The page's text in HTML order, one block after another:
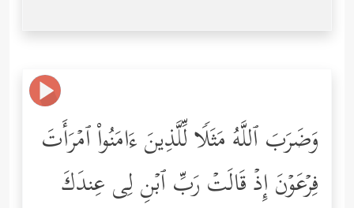
وَضَرَبَ ٱللَّهُ مَثَلࣰا لِّلَّذِینَ ءَامَنُواْ ٱمۡرَأَتَ
فِرۡعَوۡنَ إِذۡ قَالَتۡ رَبِّ ٱبۡنِ لِی عِندَكَ